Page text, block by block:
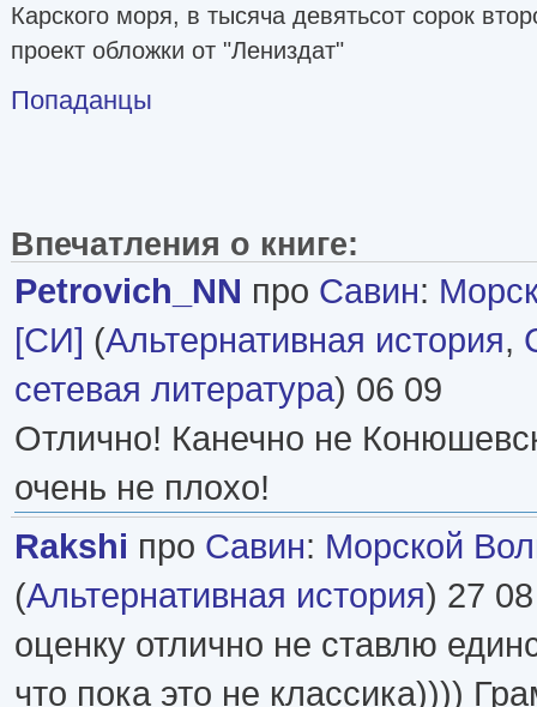
Карского моря, в тысяча девятьсот сорок
проект обложки от "Лениздат"
Попаданцы
Впечатления о книге:
Petrovich_NN про Савин:
[СИ] (Альтернативная история,
сетевая литература) 06 09
Отлично! Канечно не
очень не плохо!
Rakshi про Савин: Морской
(Альтернативная история) 27 08
оценку отлично не ставлю
что пока это не классика))))